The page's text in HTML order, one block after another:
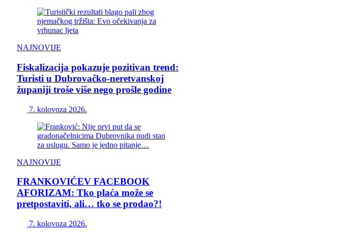
NAJNOVIJE
Fiskalizacija pokazuje pozitivan trend:
Turisti u Dubrovačko-neretvanskoj
županiji troše više nego prošle godine
7. kolovoza 2026.
NAJNOVIJE
FRANKOVIĆEV FACEBOOK
AFORIZAM: Tko plaća može se
pretpostaviti, ali… tko se prodao?!
7. kolovoza 2026.